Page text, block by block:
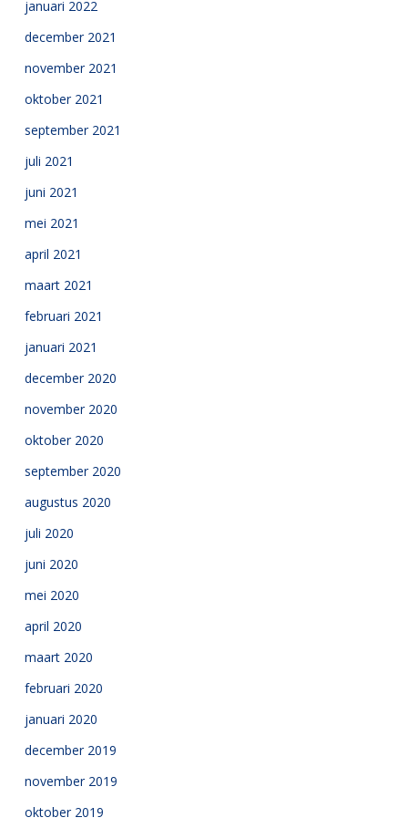
januari 2022
december 2021
november 2021
oktober 2021
september 2021
juli 2021
juni 2021
mei 2021
april 2021
maart 2021
februari 2021
januari 2021
december 2020
november 2020
oktober 2020
september 2020
augustus 2020
juli 2020
juni 2020
mei 2020
april 2020
maart 2020
februari 2020
januari 2020
december 2019
november 2019
oktober 2019